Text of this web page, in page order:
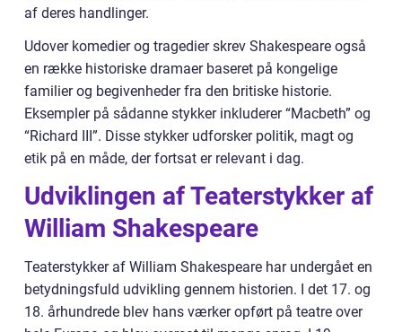
af deres handlinger.
Udover komedier og tragedier skrev Shakespeare også
en række historiske dramaer baseret på kongelige
familier og begivenheder fra den britiske historie.
Eksempler på sådanne stykker inkluderer “Macbeth” og
“Richard III”. Disse stykker udforsker politik, magt og
etik på en måde, der fortsat er relevant i dag.
Udviklingen af Teaterstykker af
William Shakespeare
Teaterstykker af William Shakespeare har undergået en
betydningsfuld udvikling gennem historien. I det 17. og
18. århundrede blev hans værker opført på teatre over